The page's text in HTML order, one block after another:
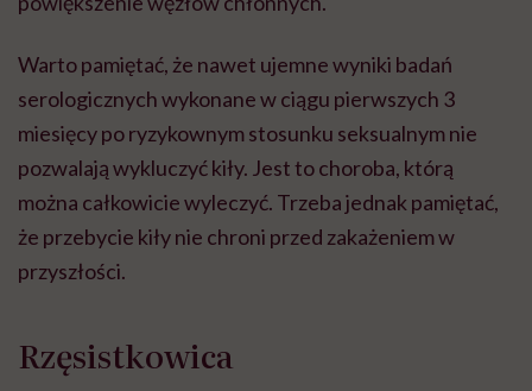
Warto pamiętać, że nawet ujemne wyniki badań
serologicznych wykonane w ciągu pierwszych 3
miesięcy po ryzykownym stosunku seksualnym nie
pozwalają wykluczyć kiły. Jest to choroba, którą
można całkowicie wyleczyć. Trzeba jednak pamiętać,
że przebycie kiły nie chroni przed zakażeniem w
przyszłości.
Rzęsistkowica